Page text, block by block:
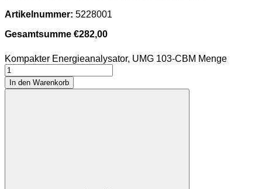
Artikelnummer: 5228001
Gesamtsumme €282,00
Kompakter Energieanalysator, UMG 103-CBM Menge
In den Warenkorb